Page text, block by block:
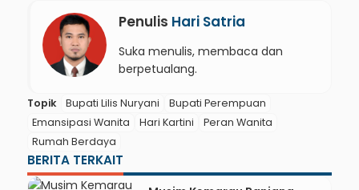
Penulis Hari Satria
Suka menulis, membaca dan
berpetualang.
Topik Bupati Lilis Nuryani
Bupati Perempuan
Emansipasi Wanita
Hari Kartini
Peran Wanita
Rumah Berdaya
BERITA TERKAIT